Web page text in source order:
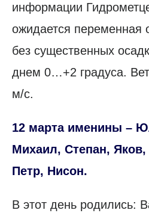
информации
ожидается переменная
без существенных
днем 0…+2 градуса.
м/с.
12 марта именины –
Михаил, Степан,
Петр, Нисон.
В этот день родились: